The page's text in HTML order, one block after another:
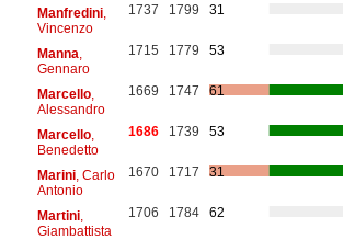
Manfredini,
Vincenzo
1737 1799 31
Manna
Gennaro
1715 1779 53
Marcello,
Alessandro
1669 1747 61
Marcello,
Benedetto
1686 1739 53
Marini, Carlo
Antonio
1670 1717 31
Martini,
Giambattista
1706 1784 62